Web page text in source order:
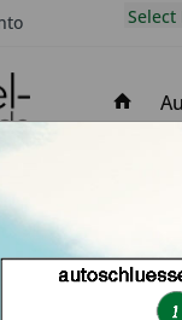
Select
Tayfun 2.0